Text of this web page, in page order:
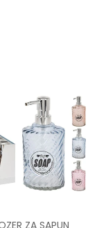
ZA SAPUN